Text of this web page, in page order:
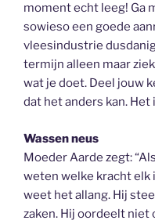
moment echt leeg! Ga
sowieso een goede
vleesindustrie
termijn alleen maar
wat je doet. Deel jouw
dat het anders kan. Het
Wassen neus
Moeder Aarde zegt:
weten welke kracht elk
weet het allang. Hij
zaken. Hij oordeelt niet